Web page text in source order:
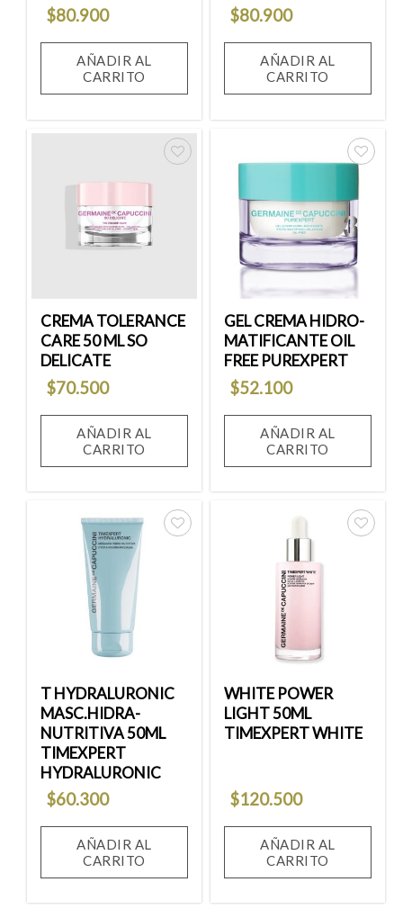
$80.900
AÑADIR AL
CARRITO
$80.900
AÑADIR AL
CARRITO
CREMA TOLERANCE
CARE 50 ML SO
DELICATE
$70.500
AÑADIR AL
CARRITO
Añadir
a la
lista
de
deseos
GEL CREMA HIDRO-
MATIFICANTE OIL
FREE PUREXPERT
$52.100
AÑADIR AL
CARRITO
T HYDRALURONIC
MASC.HIDRA-
NUTRITIVA 50ML
TIMEXPERT
HYDRALURONIC
$60.300
AÑADIR AL
CARRITO
WHITE POWER
LIGHT 50ML
TIMEXPERT WHITE
$120.500
AÑADIR AL
CARRITO